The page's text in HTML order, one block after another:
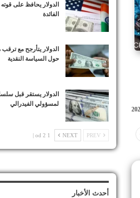
الدولار يحافظ على
الفائدة
الدولار يتأرجح مع
حول السياسة النقدية
الدولار يستقر قبل
لمسؤولي الفيدرالي
NEXT
1 od 2 |
أحدث الأخبار